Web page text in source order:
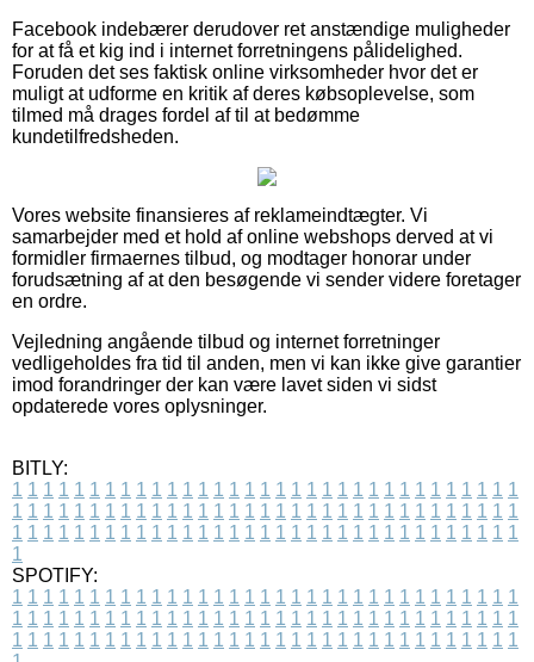
Facebook indebærer derudover ret anstændige muligheder
for at få et kig ind i internet forretningens pålidelighed.
Foruden det ses faktisk online virksomheder hvor det er
muligt at udforme en kritik af deres købsoplevelse, som
tilmed må drages fordel af til at bedømme
kundetilfredsheden.
Vores website finansieres af reklameindtægter. Vi
samarbejder med et hold af online webshops derved at vi
formidler firmaernes tilbud, og modtager honorar under
forudsætning af at den besøgende vi sender videre foretager
en ordre.
Vejledning angående tilbud og internet forretninger
vedligeholdes fra tid til anden, men vi kan ikke give garantier
imod forandringer der kan være lavet siden vi sidst
opdaterede vores oplysninger.
BITLY:
1 1 1 1 1 1 1 1 1 1 1 1 1 1 1 1 1 1 1 1 1 1 1 1 1 1 1 1 1 1 1 1 1
1 1 1 1 1 1 1 1 1 1 1 1 1 1 1 1 1 1 1 1 1 1 1 1 1 1 1 1 1 1 1 1 1
1 1 1 1 1 1 1 1 1 1 1 1 1 1 1 1 1 1 1 1 1 1 1 1 1 1 1 1 1 1 1 1 1
1
SPOTIFY:
1 1 1 1 1 1 1 1 1 1 1 1 1 1 1 1 1 1 1 1 1 1 1 1 1 1 1 1 1 1 1 1 1
1 1 1 1 1 1 1 1 1 1 1 1 1 1 1 1 1 1 1 1 1 1 1 1 1 1 1 1 1 1 1 1 1
1 1 1 1 1 1 1 1 1 1 1 1 1 1 1 1 1 1 1 1 1 1 1 1 1 1 1 1 1 1 1 1 1